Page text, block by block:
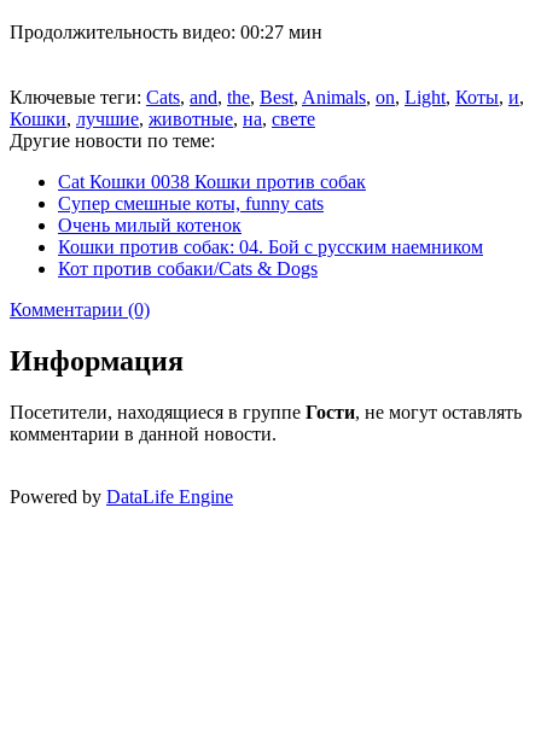
Продолжительность видео: 00:27 мин
Ключевые теги: Cats, and, the, Best, Animals, on, Light, Коты, и,
Кошки, лучшие, животные, на, свете
Другие новости по теме:
Cat Кошки 0038 Кошки против собак
Супер смешные коты, funny cats
Очень милый котенок
Кошки против собак: 04. Бой с русским наемником
Кот против собаки/Cats & Dogs
Комментарии (0)
Информация
Посетители, находящиеся в группе Гости, не могут оставлять
комментарии в данной новости.
Powered by DataLife Engine